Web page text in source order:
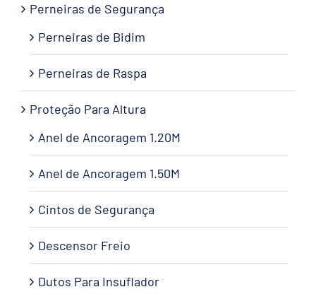
Perneiras de Segurança
Perneiras de Bidim
Perneiras de Raspa
Proteção Para Altura
Anel de Ancoragem 1.20M
Anel de Ancoragem 1.50M
Cintos de Segurança
Descensor Freio
Dutos Para Insuflador